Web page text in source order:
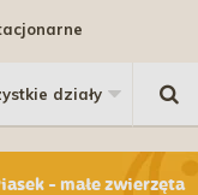
- małe zwierzęta